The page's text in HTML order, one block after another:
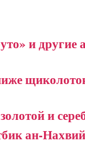
и другие
и
ан-